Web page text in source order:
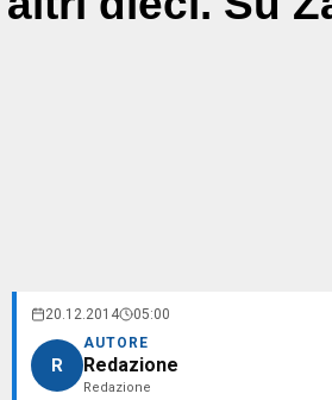
20.12.2014 05:00
R
AUTORE
Redazione
Redazione